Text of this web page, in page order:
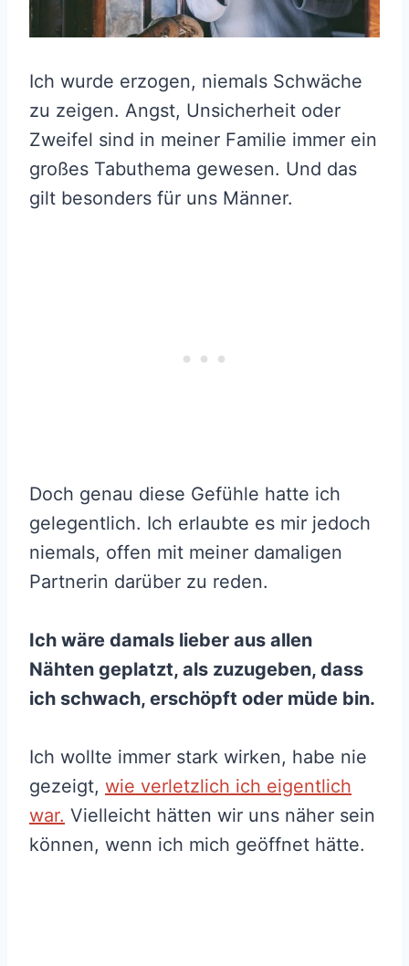
Ich wurde erzogen, niemals Schwäche
zu zeigen. Angst, Unsicherheit oder
Zweifel sind in meiner Familie immer ein
großes Tabuthema gewesen. Und das
gilt besonders für uns Männer.
Doch genau diese Gefühle hatte ich
gelegentlich. Ich erlaubte es mir jedoch
niemals, offen mit meiner damaligen
Partnerin darüber zu reden.
Ich wäre damals lieber aus allen
Nähten geplatzt, als zuzugeben, dass
ich schwach, erschöpft oder müde bin.
Ich wollte immer stark wirken, habe nie
gezeigt, wie verletzlich ich eigentlich
war. Vielleicht hätten wir uns näher sein
können, wenn ich mich geöffnet hätte.